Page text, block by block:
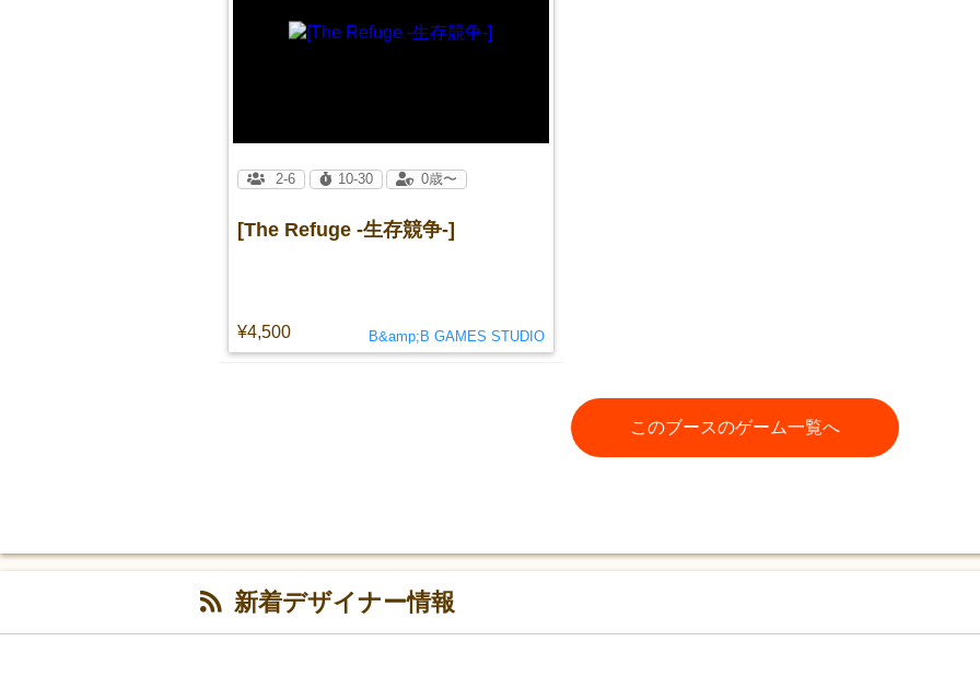
[The Refuge -生存競争-]
¥4,500
2-6 10-30 0歳〜
B&amp;B GAMES STUDIO
このブースのゲーム一覧へ
新着デザイナー情報